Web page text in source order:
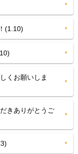
(1.10)
くお願いしま
きありがとうご